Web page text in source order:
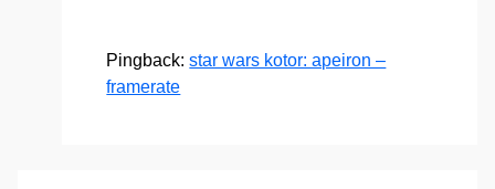
Pingback:star wars kotor: apeiron –
framerate